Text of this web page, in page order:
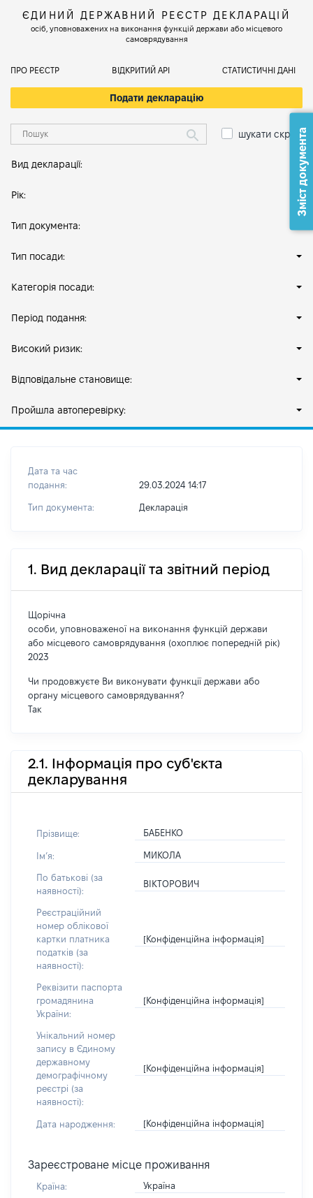
ЄДИНИЙ ДЕРЖАВНИЙ РЕЄСТР ДЕКЛАРАЦІЙ
осіб, уповноважених на виконання функцій держави або місцевого
самоврядування
ПРО РЕЄСТР ВІДКРИТИЙ АРІ СТАТИСТИЧНІ ДАНІ
Подати декларацію
шукати скрізь
Вид декларації:
Рік:
Тип документа:
Тип посади:
Категорія посади:
Період подання:
Високий ризик:
Відповідальне становище:
Пройшла автоперевірку:
Дата та час
подання:
29.03.2024 14:17
Тип документа: Декларація
1. Вид декларації та звітний період
Щорічна
особи, уповноваженої на виконання функцій держави
або місцевого самоврядування (охоплює попередній рік)
2023
Чи продовжуєте Ви виконувати функції держави або
органу місцевого самоврядування?
Так
2.1. Інформація про суб'єкта
декларування
Прізвище: БАБЕНКО
Імʼя: МИКОЛА
По батькові (за
наявності):
ВІКТОРОВИЧ
Реєстраційний
номер облікової
картки платника
податків (за
наявності):
[Конфіденційна інформація]
Реквізити паспорта
громадянина
України:
[Конфіденційна інформація]
Унікальний номер
запису в Єдиному
державному
демографічному
реєстрі (за
наявності):
[Конфіденційна інформація]
Дата народження: [Конфіденційна інформація]
Зареєстроване місце проживання
Країна: Україна
Зміст документа